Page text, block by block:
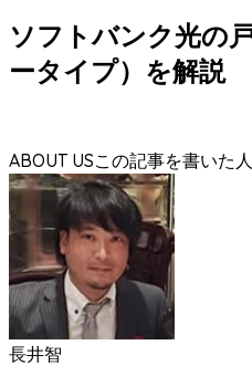
ソフトバンク光の
ータイプ）を解説
ABOUT US
長井智